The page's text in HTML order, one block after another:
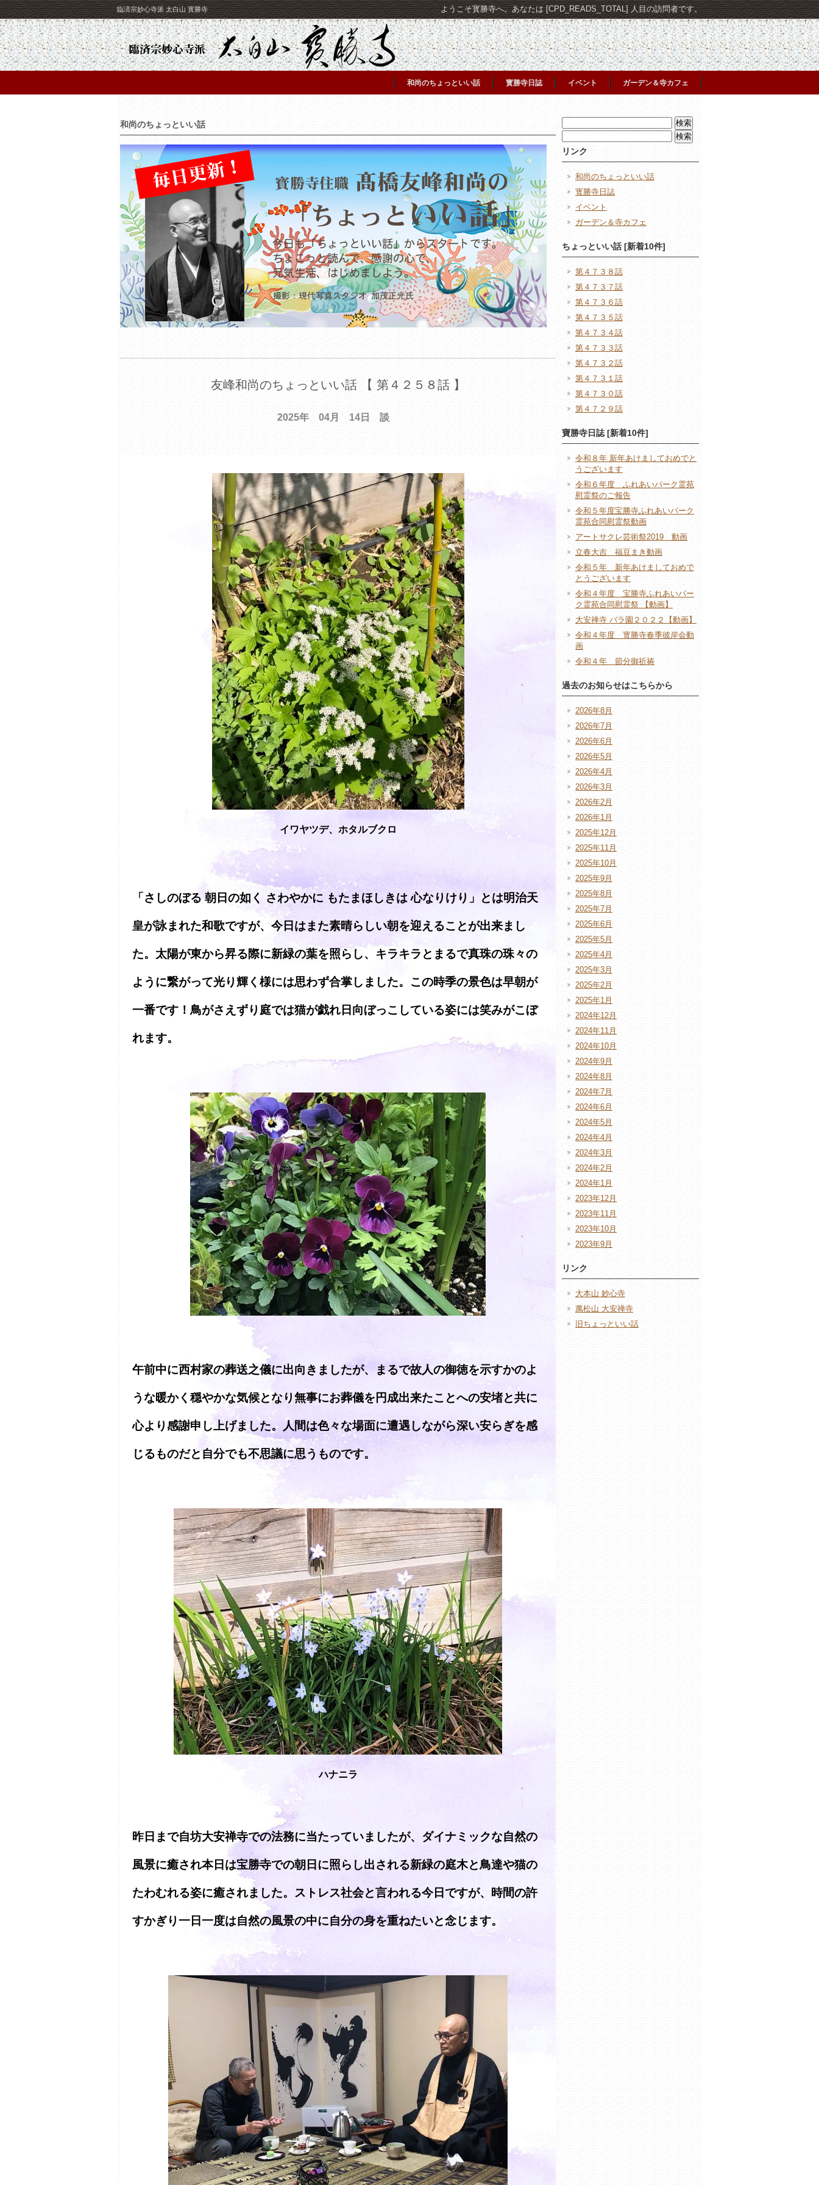
臨済宗妙心寺派 太白山 寳勝寺 ようこそ寳勝寺へ。あなたは [CPD_READS_TOTAL] 人目の訪問者です。
和尚のちょっといい話 寳勝寺日誌 イベント ガーデン＆寺カフェ
和尚のちょっといい話
友峰和尚のちょっといい話 【 第４２５８話 】
2025年 04月 14日 談
イワヤツデ、ホタルブクロ
「さしのぼる 朝日の如く さわやかに もたまほしきは 心なりけり」とは明治天
皇が詠まれた和歌ですが、今日はまた素晴らしい朝を迎えることが出来まし
た。太陽が東から昇る際に新緑の葉を照らし、キラキラとまるで真珠の珠々の
ように繋がって光り輝く様には思わず合掌しました。この時季の景色は早朝が
一番です！鳥がさえずり庭では猫が戯れ日向ぼっこしている姿には笑みがこぼ
れます。
午前中に西村家の葬送之儀に出向きましたが、まるで故人の御徳を示すかのよ
うな暖かく穏やかな気候となり無事にお葬儀を円成出来たことへの安堵と共に
心より感謝申し上げました。人間は色々な場面に遭遇しながら深い安らぎを感
じるものだと自分でも不思議に思うものです。
ハナニラ
昨日まで自坊大安禅寺での法務に当たっていましたが、ダイナミックな自然の
風景に癒され本日は宝勝寺での朝日に照らし出される新緑の庭木と鳥達や猫の
たわむれる姿に癒されました。ストレス社会と言われる今日ですが、時間の許
すかぎり一日一度は自然の風景の中に自分の身を重ねたいと念じます。
索:
索:
リンク
和尚のちょっといい話
寳勝寺日誌
イベント
ガーデン＆寺カフェ
ちょっといい話 [新着10件]
第４７３８話
第４７３７話
第４７３６話
第４７３５話
第４７３４話
第４７３３話
第４７３２話
第４７３１話
第４７３０話
第４７２９話
寶勝寺日誌 [新着10件]
令和８年 新年あけましておめでと
うございます
令和６年度 ふれあいパーク霊苑
慰霊祭のご報告
令和５年度宝勝寺ふれあいパーク
霊苑合同慰霊祭動画
アートサクレ芸術祭2019 動画
立春大吉 福豆まき動画
令和５年 新年あけましておめで
とうございます
令和４年度 宝勝寺ふれあいパー
ク霊苑合同慰霊祭 【動画】
大安禅寺 バラ園２０２２【動画】
令和４年度 寳勝寺春季彼岸会動
画
令和４年 節分御祈祷
過去のお知らせはこちらから
2026年8月
2026年7月
2026年6月
2026年5月
2026年4月
2026年3月
2026年2月
2026年1月
2025年12月
2025年11月
2025年10月
2025年9月
2025年8月
2025年7月
2025年6月
2025年5月
2025年4月
2025年3月
2025年2月
2025年1月
2024年12月
2024年11月
2024年10月
2024年9月
2024年8月
2024年7月
2024年6月
2024年5月
2024年4月
2024年3月
2024年2月
2024年1月
2023年12月
2023年11月
2023年10月
2023年9月
リンク
大本山 妙心寺
萬松山 大安禅寺
旧ちょっといい話